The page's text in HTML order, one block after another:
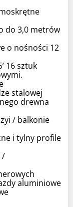
do 3,0 metrów
o nośności 12
16 sztuk
stalowej
drewna
/ balkonie
i tylny profile
/
aluminiowe